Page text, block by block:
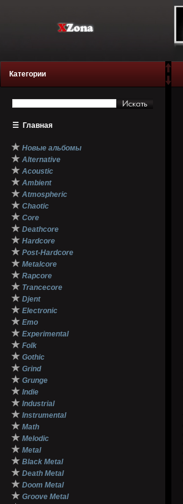
Категории
☰ Главная
★ Новые альбомы
★ Alternative
★ Acoustic
★ Ambient
★ Atmospheric
★ Chaotic
★ Core
★ Deathcore
★ Hardcore
★ Post-Hardcore
★ Metalcore
★ Rapcore
★ Trancecore
★ Djent
★ Electronic
★ Emo
★ Experimental
★ Folk
★ Gothic
★ Grind
★ Grunge
★ Indie
★ Industrial
★ Instrumental
★ Math
★ Melodic
★ Metal
★ Black Metal
★ Death Metal
★ Doom Metal
★ Groove Metal